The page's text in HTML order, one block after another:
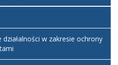
w zakresie ochrony